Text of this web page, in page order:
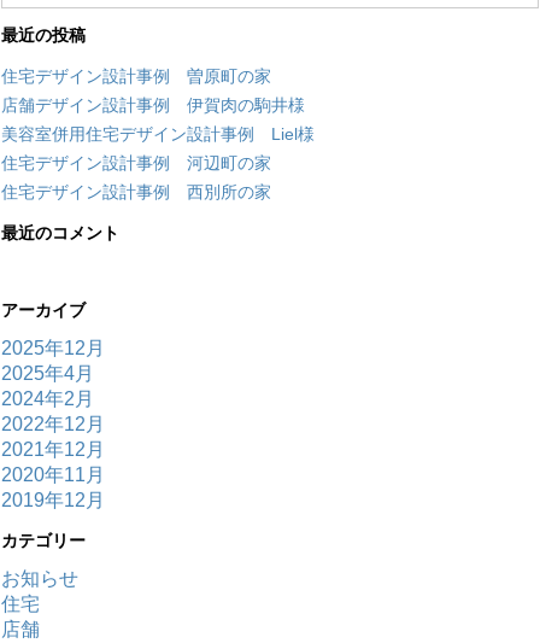
最近の投稿
住宅デザイン設計事例 曽原町の家
店舗デザイン設計事例 伊賀肉の駒井様
美容室併用住宅デザイン設計事例 Liel様
住宅デザイン設計事例 河辺町の家
住宅デザイン設計事例 西別所の家
最近のコメント
アーカイブ
2025年12月
2025年4月
2024年2月
2022年12月
2021年12月
2020年11月
2019年12月
カテゴリー
お知らせ
住宅
店舗